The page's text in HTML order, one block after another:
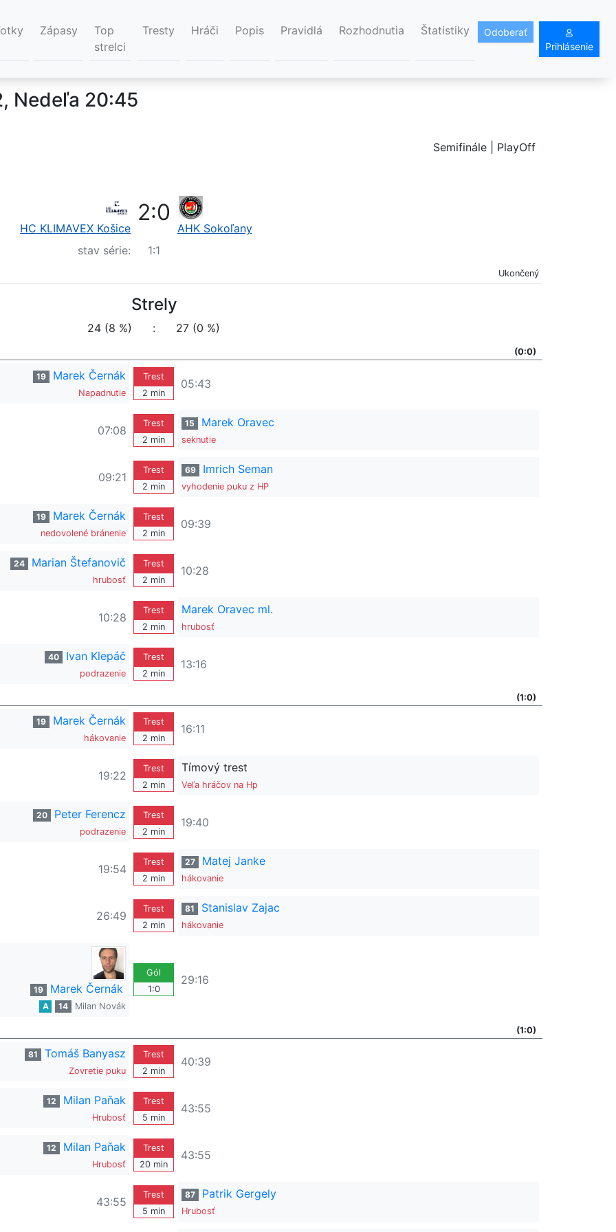
Zápasy
Top
strelci
Tresty Hráči Popis Pravidlá Rozhodnutia Štatistiky
Odoberať
Prihlásenie
Nedeľa 20:45
Semifinále | PlayOff
HC KLIMAVEX Košice
2:0
AHK Sokoľany
stav série:
1:1
Ukončený
Strely
24 (8 %) : 27 (0 %)
(0:0)
19 Marek Černák
Napadnutie
Trest
2 min
05:43
07:08
Trest
2 min
15 Marek Oravec
seknutie
09:21
Trest
2 min
69 Imrich Seman
vyhodenie puku z HP
19 Marek Černák
nedovolené bránenie
Trest
2 min
09:39
24 Marian Štefanovič
hrubosť
Trest
2 min
10:28
10:28
Trest
2 min
Marek Oravec ml.
hrubosť
40 Ivan Klepáč
podrazenie
Trest
2 min
13:16
(1:0)
19 Marek Černák
hákovanie
Trest
2 min
16:11
19:22
Trest
2 min
Tímový trest
Veľa hráčov na Hp
20 Peter Ferencz
podrazenie
Trest
2 min
19:40
19:54
Trest
2 min
27 Matej Janke
hákovanie
26:49
Trest
2 min
81 Stanislav Zajac
hákovanie
19 Marek Černák
A 14 Milan Novák
Gól
1:0
29:16
(1:0)
81 Tomáš Banyasz
Zovretie puku
Trest
2 min
40:39
12 Milan Paňak
Hrubosť
Trest
5 min
43:55
12 Milan Paňak
Hrubosť
Trest
20 min
43:55
43:55
Trest
5 min
87 Patrik Gergely
Hrubosť